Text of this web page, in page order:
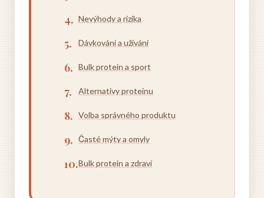
Nevýhody a rizika
Dávkování a užívání
Bulk protein a sport
Alternativy proteinu
Volba správného produktu
Časté mýty a omyly
Bulk protein a zdraví